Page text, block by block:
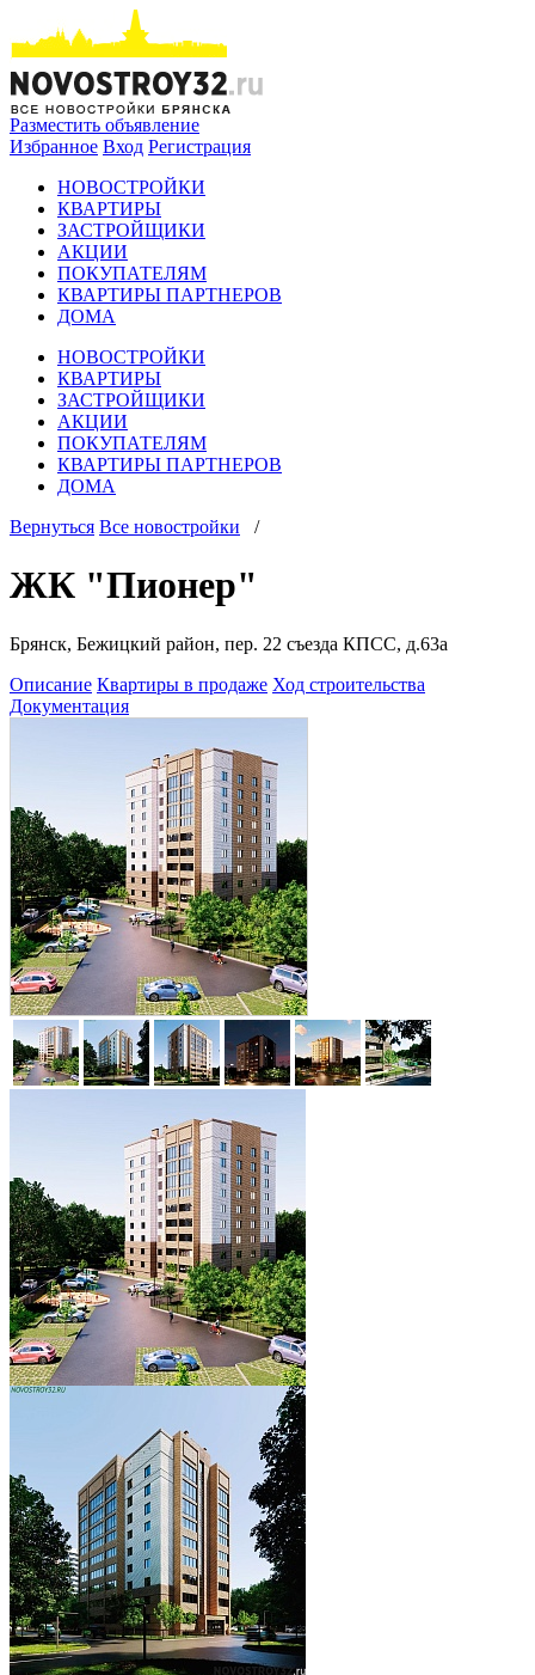
Разместить объявление
Избранное Вход Регистрация
НОВОСТРОЙКИ
КВАРТИРЫ
ЗАСТРОЙЩИКИ
АКЦИИ
ПОКУПАТЕЛЯМ
КВАРТИРЫ ПАРТНЕРОВ
ДОМА
НОВОСТРОЙКИ
КВАРТИРЫ
ЗАСТРОЙЩИКИ
АКЦИИ
ПОКУПАТЕЛЯМ
КВАРТИРЫ ПАРТНЕРОВ
ДОМА
Вернуться Все новостройки /
ЖК "Пионер"
Брянск, Бежицкий район, пер. 22 съезда КПСС, д.63а
Описание Квартиры в продаже Ход строительства
Документация